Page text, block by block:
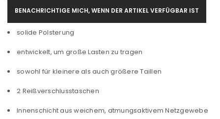
BENACHRICHTIGE MICH, WENN DER ARTIKEL VERFÜGBAR IST
solide Polsterung
entwickelt, um große Lasten zu tragen
sowohl für kleinere als auch größere Taillen
2 Reißverschlusstaschen
Innenschicht aus weichem, atmungsaktivem Netzgewebe